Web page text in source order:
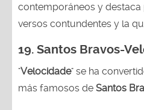
contemporáneos y destaca
versos contundentes y la
19. Santos Bravos-
"Velocidade" se ha
más famosos de Santos